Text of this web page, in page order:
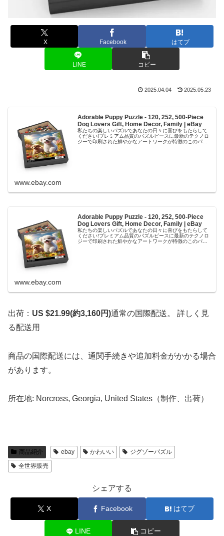
X Facebook はてブ
LINE コピー
2025.04.04 2025.05.23
Adorable Puppy Puzzle - 120, 252, 500-Piece
Dog Lovers Gift, Home Decor, Family | eBay
私たちの楽しいパズルであなたの日々に喜びをもたらして
ください!プレミアム品質のパズルピースに最新のテクノロ
ジーで印刷された鮮やかなアートワークが特徴のこのパズ
www.ebay.com
Adorable Puppy Puzzle - 120, 252, 500-Piece
Dog Lovers Gift, Home Decor, Family | eBay
私たちの楽しいパズルであなたの日々に喜びをもたらして
ください!プレミアム品質のパズルピースに最新のテクノロ
ジーで印刷された鮮やかなアートワークが特徴のこのパズ
www.ebay.com
出荷： US $21.99(約3,160円)通常の国際配送。 詳しく見
る配送用
商品の国際配送には、通関手続きや追加料金がかかる場合
があります。
所在地: Norcross, Georgia, United States（制作、出荷）
商品紹介 ebay かわいい
ジグゾーパズル
全世界販売
シェアする
X Facebook はてブ
LINE コピー